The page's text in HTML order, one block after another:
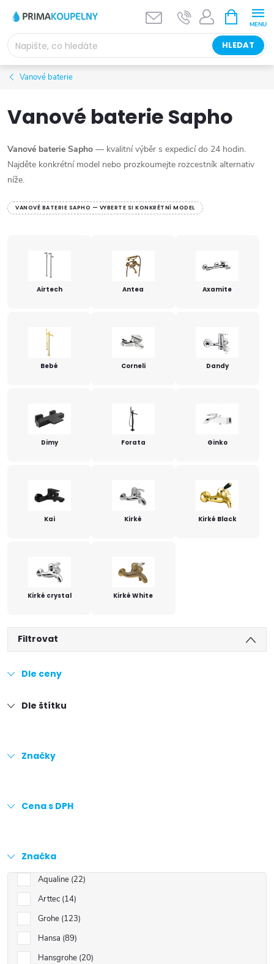
obsah
HLEDAT
NÁKUPNÍ
KOŠÍK
Vanové baterie
Vanové baterie Sapho
Vanové baterie Sapho — kvalitní výběr s expedicí do 24 hodin.
Najděte konkrétní model nebo prozkoumejte rozcestník alternativ
níže.
VANOVÉ BATERIE SAPHO — VYBERTE SI KONKRÉTNÍ MODEL
Airtech Antea Axamite
Bebé Corneli Dandy
Dimy Forata Ginko
Kai Kirké Kirké Black
Kirké crystal Kirké White
Filtrovat
Dle ceny
Dle štítku
Značky
Cena s DPH
Značka
Aqualine 22
Arttec 14
Grohe 123
Hansa 89
Hansgrohe 20